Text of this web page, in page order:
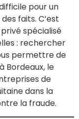
pour un
faits. C’est
spécialisé
: rechercher
permettre de
Bordeaux, le
de
dans la
la fraude.